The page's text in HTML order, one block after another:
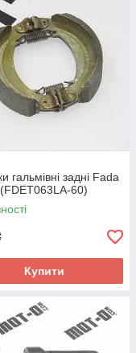
гальмівні задні Fada
60)
Купити